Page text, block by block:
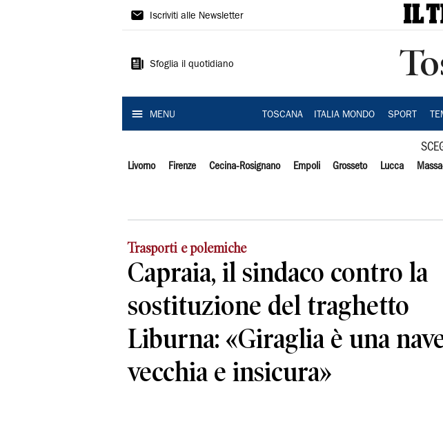
Il
Iscriviti alle Newsletter
Sfoglia il quotidiano
MENU TOSCANA ITALIA MONDO SPORT
Livorno Firenze Cecina-Rosignano Empoli Grosseto Lucca
Trasporti e polemiche
Capraia, il sindaco contro la
sostituzione del traghetto
Liburna: «Giraglia è una
vecchia e insicura»